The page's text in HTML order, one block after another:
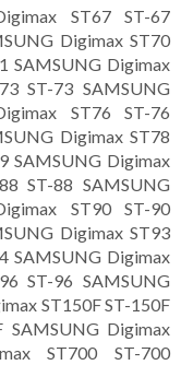
ST67 ST-67
Digimax ST70
SAMSUNG Digimax
ST-73 SAMSUNG
ST76 ST-76
Digimax ST78
SAMSUNG Digimax
ST-88 SAMSUNG
ST90 ST-90
Digimax ST93
SAMSUNG Digimax
ST-96 SAMSUNG
ST150F ST-150F
SAMSUNG Digimax
ST700 ST-700